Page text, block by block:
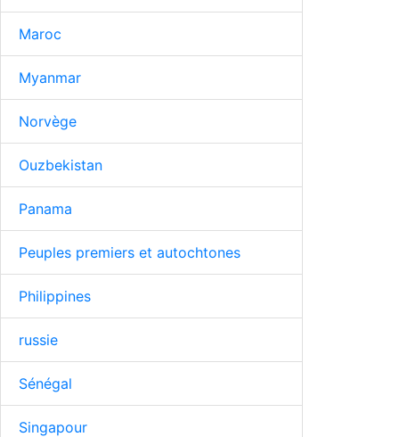
Maroc
Myanmar
Norvège
Ouzbekistan
Panama
Peuples premiers et autochtones
Philippines
russie
Sénégal
Singapour